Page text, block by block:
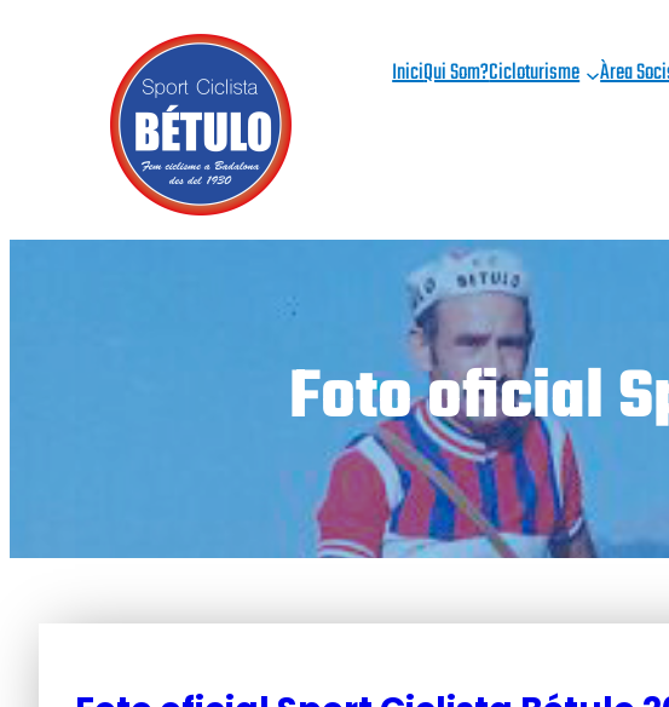
IniciQui Som?Cicloturisme Àrea
Foto oficial